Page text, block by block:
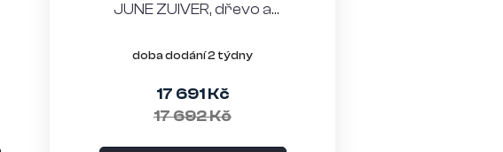
JUNE ZUIVER, dřevo a
doba dodání 2 týdny
17 691 Kč
17 692 Kč